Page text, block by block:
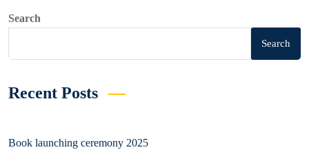
Search
Search
Recent Posts
Book launching ceremony 2025